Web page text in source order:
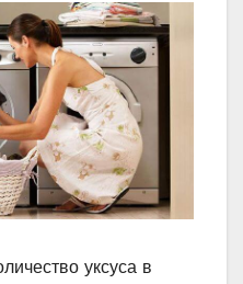
уксуса в